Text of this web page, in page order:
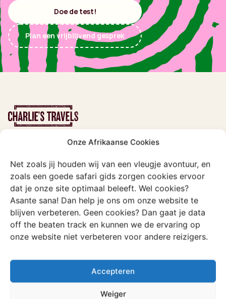
Onze Afrikaanse Cookies
Net zoals jij houden wij van een vleugje avontuur, en
zoals een goede safari gids zorgen cookies ervoor
dat je onze site optimaal beleeft. Wel cookies?
Asante sana! Dan help je ons om onze website te
blijven verbeteren. Geen cookies? Dan gaat je data
off the beaten track en kunnen we de ervaring op
onze website niet verbeteren voor andere reizigers.
Accepteren
Weiger
Doe de test!
Plan een vrijblijvend gesprek
Type reizen
Lustrumreis
Familiereis
Vriendenreis
Solo groepsreis
Lovebirds
Bestemmingen